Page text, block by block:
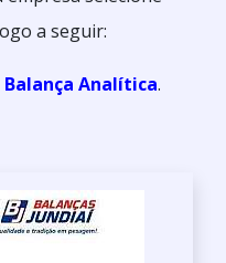
a seguir:
Balança Analítica.